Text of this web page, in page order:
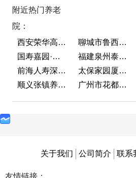
附近热门养老
院：
西安荣华高新悦家养老服务有限公司
聊城市鲁西老年护养院
国寿嘉园·成都乐境
福建泉州泰康之家鲤园
前海人寿深圳幸福之家
太保家园厦门国际颐养社区
顺义张镇养老照料中心
广州市花都区花山镇敬老院
关于我们 公司简介 联系